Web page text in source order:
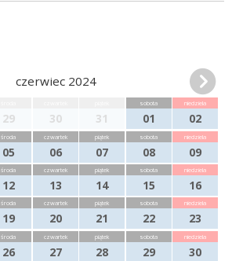
czerwiec 2024
29 30 31
sobota
01
niedziela
02
środa
05
czwartek
06
piątek
07
sobota
08
niedziela
09
środa
12
czwartek
13
piątek
14
sobota
15
niedziela
16
środa
19
czwartek
20
piątek
21
sobota
22
niedziela
23
środa
26
czwartek
27
piątek
28
sobota
29
niedziela
30